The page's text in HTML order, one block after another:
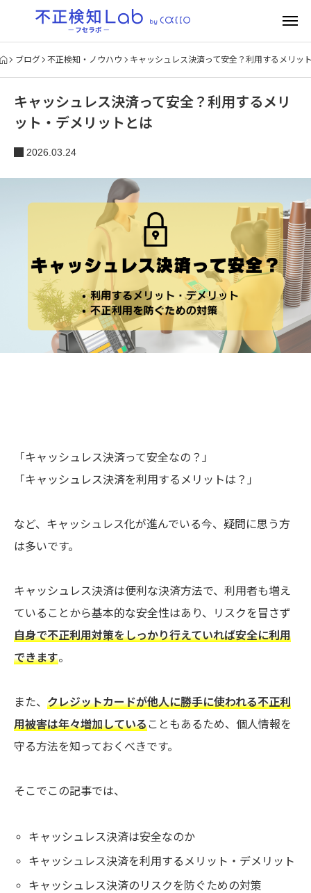
ブログ 不正検知・ノウハウ キャッシュレス決済って安全？利用するメリッ
キャッシュレス決済って安全？利用するメリ
ット・デメリットとは
2026.03.24
「キャッシュレス決済って安全なの？」
「キャッシュレス決済を利用するメリットは？」
など、キャッシュレス化が進んでいる今、疑問に思う方
は多いです。
キャッシュレス決済は便利な決済方法で、利用者も増え
ていることから基本的な安全性はあり、リスクを冒さず
自身で不正利用対策をしっかり行えていれば安全に利用
できます。
また、 クレジットカードが他人に勝手に使われる不正利
用被害は年々増加していることもあるため、個人情報を
守る方法を知っておくべきです。
そこでこの記事では、
キャッシュレス決済は安全なのか
キャッシュレス決済を利用するメリット・デメリット
キャッシュレス決済のリスクを防ぐための対策